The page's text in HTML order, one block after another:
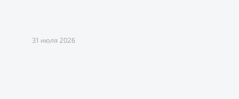
31 июля 2026